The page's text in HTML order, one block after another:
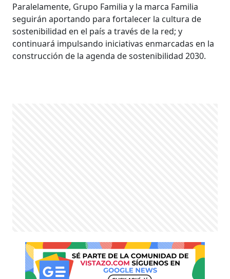
Paralelamente, Grupo Familia y la marca Familia
seguirán aportando para fortalecer la cultura de
sostenibilidad en el país a través de la red; y
continuará impulsando iniciativas enmarcadas en la
construcción de la agenda de sostenibilidad 2030.